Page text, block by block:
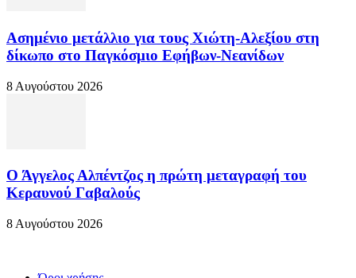
Ασημένιο μετάλλιο για τους Χιώτη-Αλεξίου στη
δίκωπο στο Παγκόσμιο Εφήβων-Νεανίδων
8 Αυγούστου 2026
Ο Άγγελος Αλπέντζος η πρώτη μεταγραφή του
Κεραυνού Γαβαλούς
8 Αυγούστου 2026